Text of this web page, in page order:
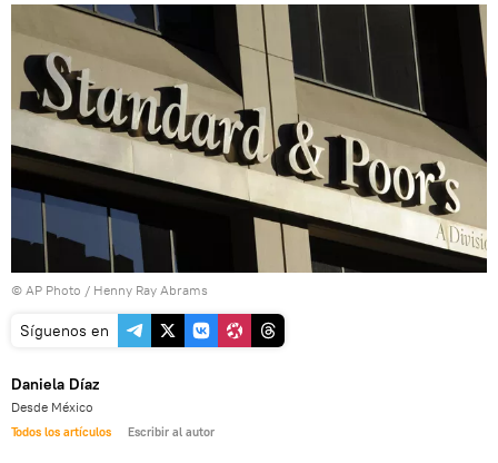
© AP Photo / Henny Ray Abrams
Síguenos en
Daniela Díaz
Desde México
Todos los artículos Escribir al autor